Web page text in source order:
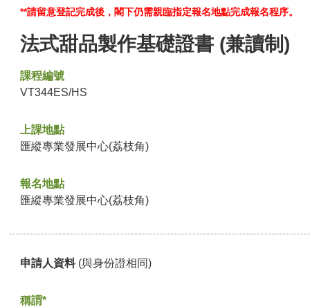
**請留意登記完成後，閣下仍需親臨指定報名地點完成報名程序。
法式甜品製作基礎證書 (兼讀制)
課程編號
VT344ES/HS
上課地點
匯縱專業發展中心(荔枝角)
報名地點
匯縱專業發展中心(荔枝角)
申請人資料 (與身份證相同)
稱謂*